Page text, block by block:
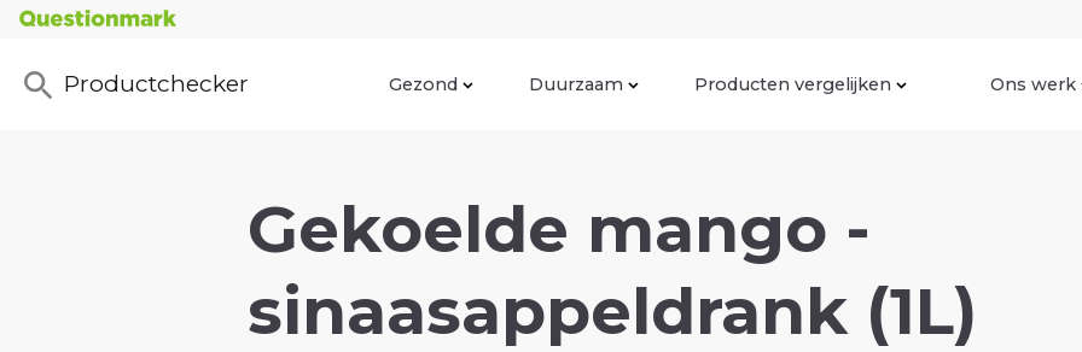
Productchecker Gezond Duurzaam Producten vergelijken Ons werk
Gekoelde mango -
sinaasappeldrank (1L)